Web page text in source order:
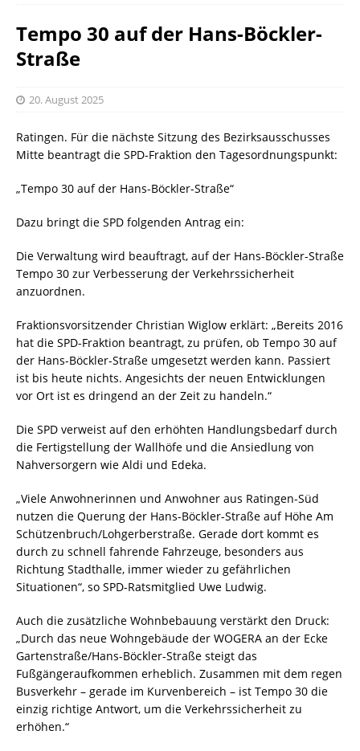
Tempo 30 auf der Hans-Böckler-
Straße
20. August 2025
Ratingen. Für die nächste Sitzung des Bezirksausschusses
Mitte beantragt die SPD-Fraktion den Tagesordnungspunkt:
„Tempo 30 auf der Hans-Böckler-Straße“
Dazu bringt die SPD folgenden Antrag ein:
Die Verwaltung wird beauftragt, auf der Hans-Böckler-Straße
Tempo 30 zur Verbesserung der Verkehrssicherheit
anzuordnen.
Fraktionsvorsitzender Christian Wiglow erklärt: „Bereits 2016
hat die SPD-Fraktion beantragt, zu prüfen, ob Tempo 30 auf
der Hans-Böckler-Straße umgesetzt werden kann. Passiert
ist bis heute nichts. Angesichts der neuen Entwicklungen
vor Ort ist es dringend an der Zeit zu handeln.“
Die SPD verweist auf den erhöhten Handlungsbedarf durch
die Fertigstellung der Wallhöfe und die Ansiedlung von
Nahversorgern wie Aldi und Edeka.
„Viele Anwohnerinnen und Anwohner aus Ratingen-Süd
nutzen die Querung der Hans-Böckler-Straße auf Höhe Am
Schützenbruch/Lohgerberstraße. Gerade dort kommt es
durch zu schnell fahrende Fahrzeuge, besonders aus
Richtung Stadthalle, immer wieder zu gefährlichen
Situationen“, so SPD-Ratsmitglied Uwe Ludwig.
Auch die zusätzliche Wohnbebauung verstärkt den Druck:
„Durch das neue Wohngebäude der WOGERA an der Ecke
Gartenstraße/Hans-Böckler-Straße steigt das
Fußgängeraufkommen erheblich. Zusammen mit dem regen
Busverkehr – gerade im Kurvenbereich – ist Tempo 30 die
einzig richtige Antwort, um die Verkehrssicherheit zu
erhöhen.“